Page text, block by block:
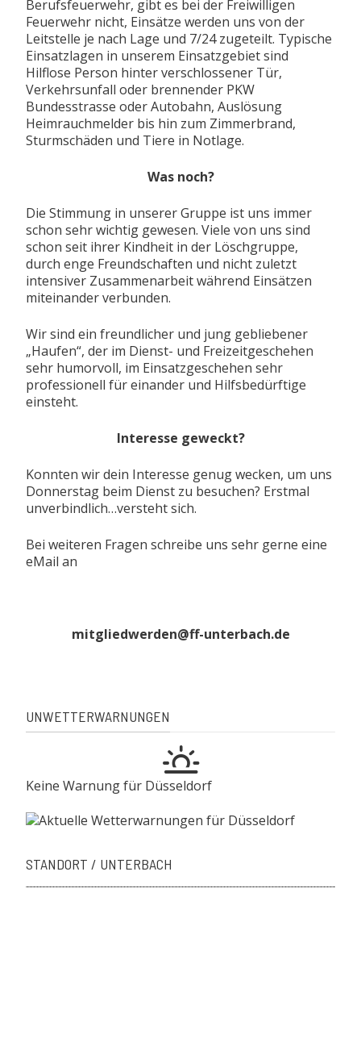
Berufsfeuerwehr, gibt es bei der Freiwilligen
Feuerwehr nicht, Einsätze werden uns von der
Leitstelle je nach Lage und 7/24 zugeteilt. Typische
Einsatzlagen in unserem Einsatzgebiet sind
Hilflose Person hinter verschlossener Tür,
Verkehrsunfall oder brennender PKW
Bundesstrasse oder Autobahn, Auslösung
Heimrauchmelder bis hin zum Zimmerbrand,
Sturmschäden und Tiere in Notlage.
Was noch?
Die Stimmung in unserer Gruppe ist uns immer
schon sehr wichtig gewesen. Viele von uns sind
schon seit ihrer Kindheit in der Löschgruppe,
durch enge Freundschaften und nicht zuletzt
intensiver Zusammenarbeit während Einsätzen
miteinander verbunden.
Wir sind ein freundlicher und jung gebliebener
„Haufen“, der im Dienst- und Freizeitgeschehen
sehr humorvoll, im Einsatzgeschehen sehr
professionell für einander und Hilfsbedürftige
einsteht.
Interesse geweckt?
Konnten wir dein Interesse genug wecken, um uns
Donnerstag beim Dienst zu besuchen? Erstmal
unverbindlich…versteht sich.
Bei weiteren Fragen schreibe uns sehr gerne eine
eMail an
mitgliedwerden@ff-unterbach.de
UNWETTERWARNUNGEN
Keine Warnung für Düsseldorf
STANDORT / UNTERBACH